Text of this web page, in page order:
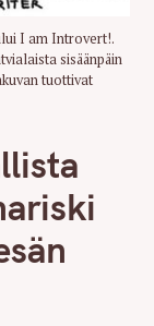
I am Introvert!.
sisäänpäin
tuottivat